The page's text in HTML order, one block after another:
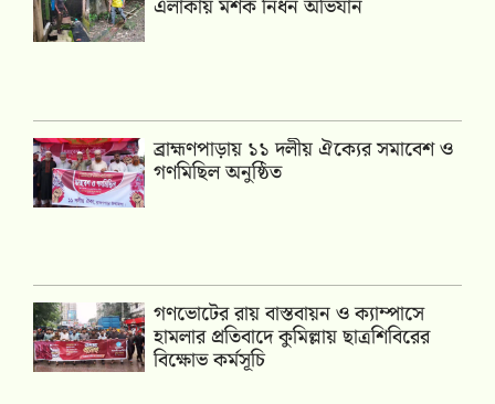
এলাকায় মশক নিধন অভিযান
‎ব্রাহ্মণপাড়ায় ১১ দলীয় ঐক্যের সমাবেশ ও
গণমিছিল অনুষ্ঠিত
গণভোটের রায় বাস্তবায়ন ও ক্যাম্পাসে
হামলার প্রতিবাদে কুমিল্লায় ছাত্রশিবিরের
বিক্ষোভ কর্মসূচি